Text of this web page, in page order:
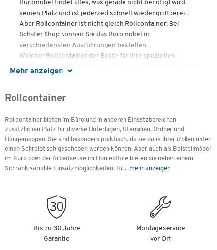
Mehr anzeigen
Büromöbel findet alles, was gerade nicht benötigt wird,
seinen Platz und ist jederzeit schnell wieder griffbereit.
Aber Rollcontainer ist nicht gleich Rollcontainer: Bei
Schäfer Shop können Sie das Büromöbel in
verschiedensten Ausführungen bestellen.
Welcher Rollcontainer der Beste für Ihre speziellen
Anforderungen ist, finden Sie mit unserem Produktberater
Inhalte
Was ist ein Rollcontainer?
Bürokleinteile schnell verstaut und immer griffbereit
Effiziente Büroarbeit mit Rollcontainer und
Schreibtisch
Rollcontainer in verschiedenen Designs und Dekoren
Hochcontainer und Standcontainer als Alternative zum
Was ist ein Rollcontainer?
Rollcontainer sind optimale Möbel zur Aufbewahrung für
jedes Büro – egal, ob im Unternehmen oder Home Office.
Rollcontainer
Rollcontainer bieten im Büro und in anderen Einsatzbereichen
zusätzlichen Platz für diverse Unterlagen, Utensilien, Ordner und
Hängemappen. Sie sind besonders praktisch, da sie dank ihrer Rollen unter
einen Schreibtisch geschoben werden können. Aber auch als Beistellmöbel
im Büro oder der Arbeitsecke im Homeoffice bieten sie neben einem
Schrank variable Einsatzmöglichkeiten. Hi... mehr anzeigen
Bis zu 30 Jahre
Garantie
Montageservice
vor Ort